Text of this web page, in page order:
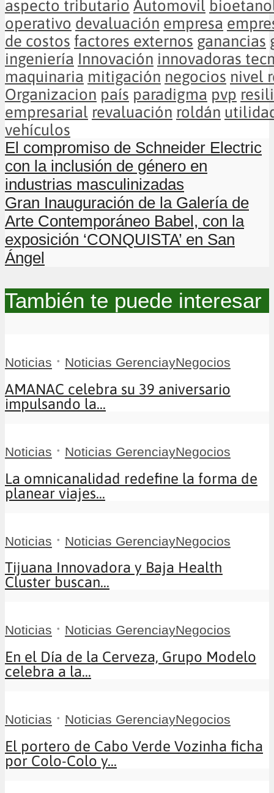
aspecto tributario Automovil
operativo devaluación empresa
de costos factores externos ganancias
ingeniería Innovación innovadoras
maquinaria mitigación negocios nivel
Organizacion país paradigma pvp
empresarial revaluación roldán
vehículos
El compromiso de Schneider Electric
con la inclusión de género en
industrias masculinizadas
Gran Inauguración de la Galería de
Arte Contemporáneo Babel, con la
exposición ‘CONQUISTA’ en San
Ángel
También te puede interesar
Noticias • Noticias GerenciayNegocios
AMANAC celebra su 39 aniversario
impulsando la...
Noticias • Noticias GerenciayNegocios
La omnicanalidad redefine la forma de
planear viajes...
Noticias • Noticias GerenciayNegocios
Tijuana Innovadora y Baja Health
Cluster buscan...
Noticias • Noticias GerenciayNegocios
En el Día de la Cerveza, Grupo Modelo
celebra a la...
Noticias • Noticias GerenciayNegocios
El portero de Cabo Verde Vozinha ficha
por Colo-Colo y...